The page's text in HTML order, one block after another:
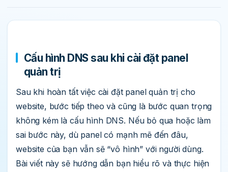
Cấu hình DNS sau khi cài đặt panel
quản trị
Sau khi hoàn tất việc cài đặt panel quản trị cho
website, bước tiếp theo và cũng là bước quan trọng
không kém là cấu hình DNS. Nếu bỏ qua hoặc làm
sai bước này, dù panel có mạnh mẽ đến đâu,
website của bạn vẫn sẽ “vô hình” với người dùng.
Bài viết này sẽ hướng dẫn bạn hiểu rõ và thực hiện